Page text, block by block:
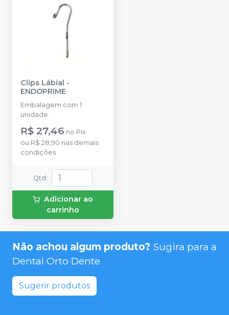
Clips Lábial -
ENDOPRIME
Embalagem com 1
unidade.
R$ 27,46 no Pix
ou R$ 28,90 nas demais
condições
Qtd :
Adicionar ao
carrinho
Não achou algum produto? Sugira para a
Dental Orto Dente
Sugerir produtos